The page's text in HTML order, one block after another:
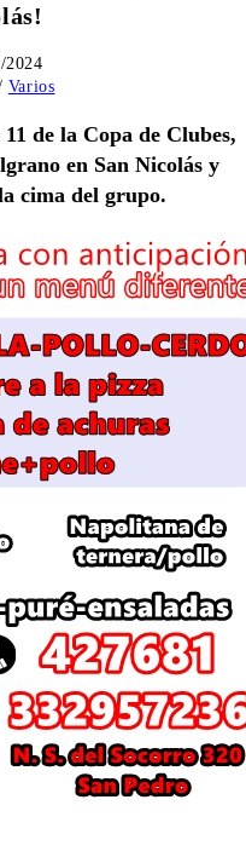
2024
Varios
de la Copa de Clubes,
en San Nicolás y
cima del grupo.